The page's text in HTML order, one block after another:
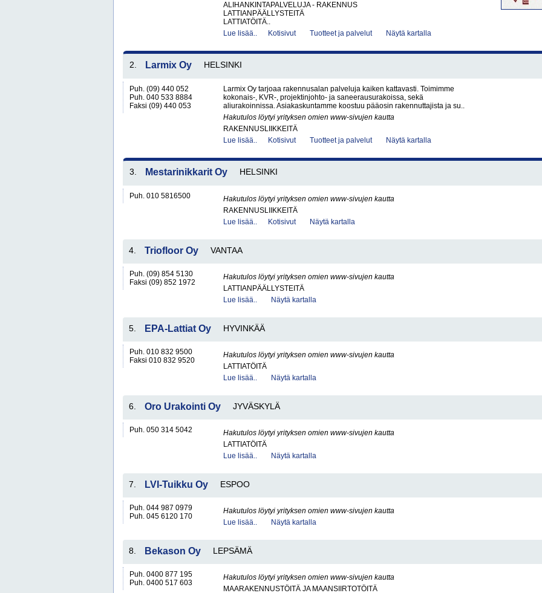
ALIHANKINTAPALVELUJA - RAKENNUS
LATTIANPÄÄLLYSTEITÄ
LATTIATÖITÄ..
Lue lisää..
Kotisivut Tuotteet ja palvelut Näytä kartalla
2. Larmix Oy HELSINKI
Puh. (09) 440 052
Puh. 040 533 8884
Faksi (09) 440 053
Larmix Oy tarjoaa rakennusalan palveluja kaiken kattavasti. Toimimme
kokonais-, KVR-, projektinjohto- ja saneerausurakoissa, sekä
aliurakoinnissa. Asiakaskuntamme koostuu pääosin rakennuttajista ja su..
Hakutulos löytyi yrityksen omien www-sivujen kautta
RAKENNUSLIIKKEITÄ
Lue lisää..
Kotisivut Tuotteet ja palvelut Näytä kartalla
3. Mestarinikkarit Oy HELSINKI
Puh. 010 5816500
Hakutulos löytyi yrityksen omien www-sivujen kautta
RAKENNUSLIIKKEITÄ
Lue lisää..
Kotisivut Näytä kartalla
4. Triofloor Oy VANTAA
Puh. (09) 854 5130
Faksi (09) 852 1972
Hakutulos löytyi yrityksen omien www-sivujen kautta
LATTIANPÄÄLLYSTEITÄ
Lue lisää..
Näytä kartalla
5. EPA-Lattiat Oy HYVINKÄÄ
Puh. 010 832 9500
Faksi 010 832 9520
Hakutulos löytyi yrityksen omien www-sivujen kautta
LATTIATÖITÄ
Lue lisää..
Näytä kartalla
6. Oro Urakointi Oy JYVÄSKYLÄ
Puh. 050 314 5042
Hakutulos löytyi yrityksen omien www-sivujen kautta
LATTIATÖITÄ
Lue lisää..
Näytä kartalla
7. LVI-Tuikku Oy ESPOO
Puh. 044 987 0979
Puh. 045 6120 170
Hakutulos löytyi yrityksen omien www-sivujen kautta
Lue lisää..
Näytä kartalla
8. Bekason Oy LEPSÄMÄ
Puh. 0400 877 195
Puh. 0400 517 603
Hakutulos löytyi yrityksen omien www-sivujen kautta
MAARAKENNUSTÖITÄ JA MAANSIIRTOTÖITÄ